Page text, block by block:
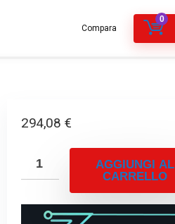
Compara
0
294,08 €
AGGIUNGI AL
CARRELLO